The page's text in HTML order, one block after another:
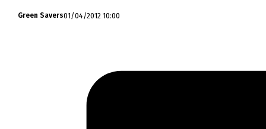
Green Savers01/04/2012 10:00